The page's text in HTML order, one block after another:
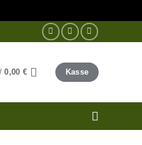
/0,00 € Kasse